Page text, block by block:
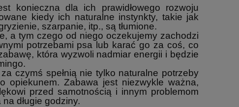
konieczna dla ich prawidłowego rozwoju
kiedy ich naturalne instynkty, takie jak
szarpanie, itp., są tłumione.
a tym czego od niego oczekujemy zachodzi
potrzebami psa lub karać go za coś, co
która wyzwoli nadmiar energii i będzie
czymś spełnią nie tylko naturalne potrzeby
opiekunem. Zabawa jest niezwykle ważna,
przed samotnością i innym problemom
długie godziny.